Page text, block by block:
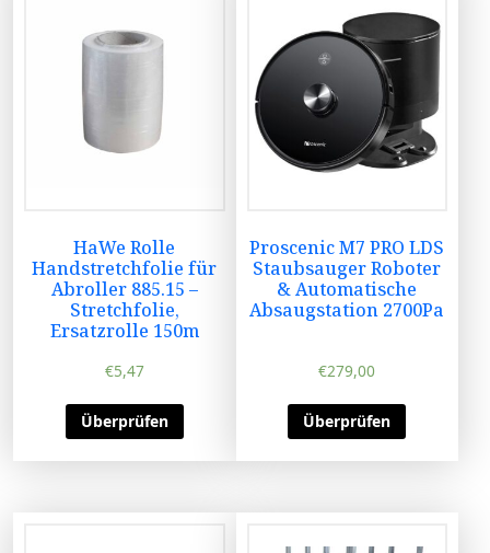
HaWe Rolle
Handstretchfolie für
Abroller 885.15 –
Stretchfolie,
Ersatzrolle 150m
€5,47
Überprüfen
Proscenic M7 PRO LDS
Staubsauger Roboter
& Automatische
Absaugstation 2700Pa
€279,00
Überprüfen